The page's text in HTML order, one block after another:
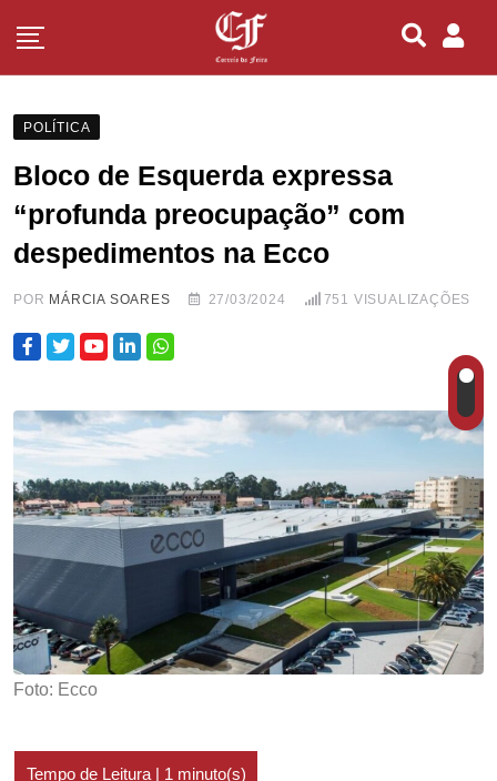
POLÍTICA
Bloco de Esquerda expressa
“profunda preocupação” com
despedimentos na Ecco
POR MÁRCIA SOARES 27/03/2024 751 VISUALIZAÇÕES
Foto: Ecco